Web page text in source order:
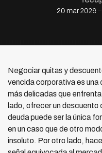
20 mar 2026 –
Negociar quitas y
vencida corporativa es una
más delicadas que
lado, ofrecer un descuento
deuda puede ser la única
en un caso que de otro
insoluto. Por otro lado,